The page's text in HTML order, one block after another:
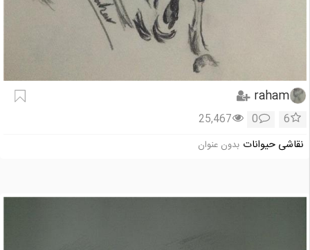
raham
6
0
25,467
نقاشی حیوانات بدون عنوان